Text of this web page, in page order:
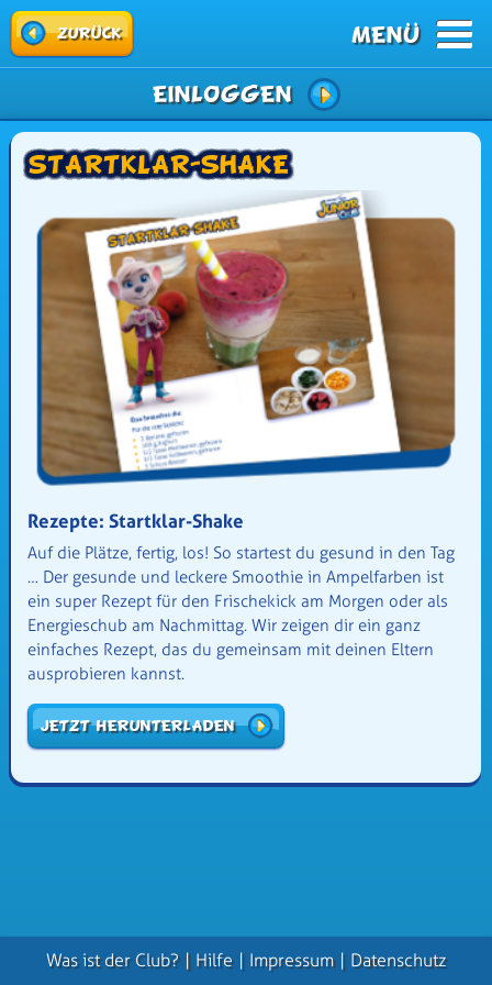
zurück MENÜ
Einloggen
Startklar-Shake
Rezepte: Startklar-Shake
Auf die Plätze, fertig, los! So startest du gesund in den Tag
… Der gesunde und leckere Smoothie in Ampelfarben ist
ein super Rezept für den Frischekick am Morgen oder als
Energieschub am Nachmittag. Wir zeigen dir ein ganz
einfaches Rezept, das du gemeinsam mit deinen Eltern
ausprobieren kannst.
Jetzt herunterladen
Was ist der Club? Hilfe Impressum Datenschutz